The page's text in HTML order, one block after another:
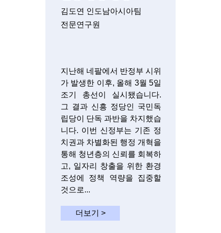
김도연 인도남아시아팀
전문연구원
지난해 네팔에서 반정부 시위
가 발생한 이후, 올해 3월 5일
조기 총선이 실시됐습니다.
그 결과 신흥 정당인 국민독
립당이 단독 과반을 차지했습
니다. 이번 신정부는 기존 정
치권과 차별화된 행정 개혁을
통해 청년층의 신뢰를 회복하
고, 일자리 창출을 위한 환경
조성에 정책 역량을 집중할
것으로...
더보기 >